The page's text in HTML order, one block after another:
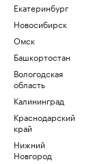
Екатеринбург
Новосибирск
Омск
Башкортостан
Вологодская
область
Калининград
Краснодарский
край
Нижний
Новгород